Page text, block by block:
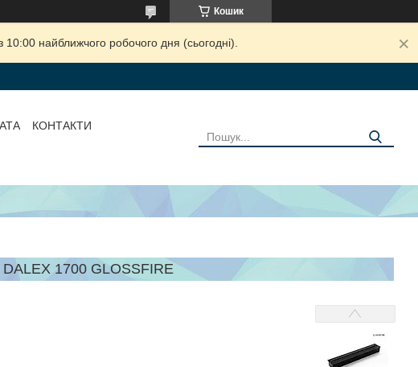
Кошик
найближчого робочого дня (сьогодні).
КОНТАКТИ
1700 GLOSSFIRE